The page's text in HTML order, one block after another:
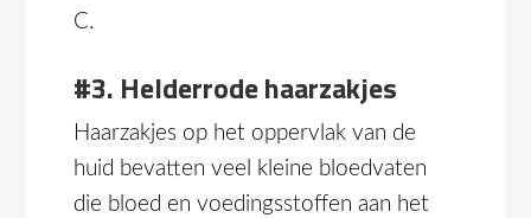
C.
#3. Helderrode haarzakjes
Haarzakjes op het oppervlak van de
huid bevatten veel kleine bloedvaten
die bloed en voedingsstoffen aan het